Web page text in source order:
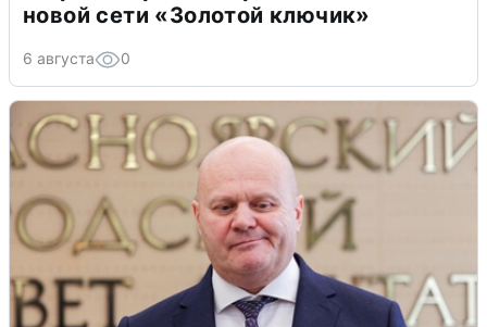
новой сети «Золотой ключик»
6 августа 0